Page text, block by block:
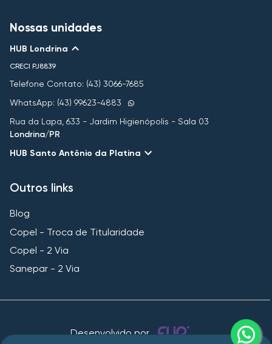
Nossas unidades
HUB Londrina
CRECI PJ8839
Telefone Contato: (43) 3066-7685
WhatsApp: (43) 99623-4883
Rua da Lapa, 633 - Jardim Higienópolis - Sala 03
Londrina/PR
HUB Santo Antônio da Platina
Outros links
Blog
Copel - Troca de Titularidade
Copel - 2 Via
Sanepar - 2 Via
Desenvolvido por